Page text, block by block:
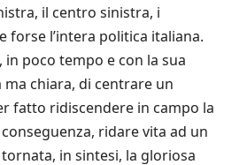
il centro sinistra, i
forse l’intera politica italiana.
poco tempo e con la sua
ma chiara, di centrare un
fatto ridiscendere in campo la
ridare vita ad un
in sintesi, la gloriosa